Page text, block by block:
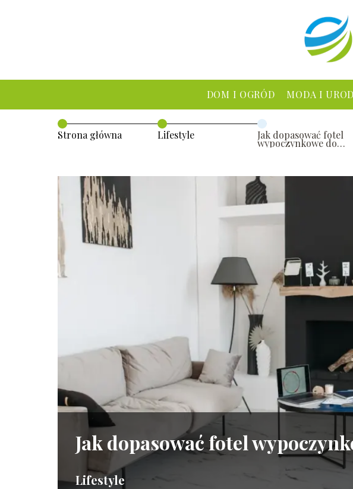
DOM I OGRÓD MODA I
Strona główna Lifestyle Jak dopasować fotel
wypoczynkowe do
salonu?
Jak dopasować fotel
Lifestyle